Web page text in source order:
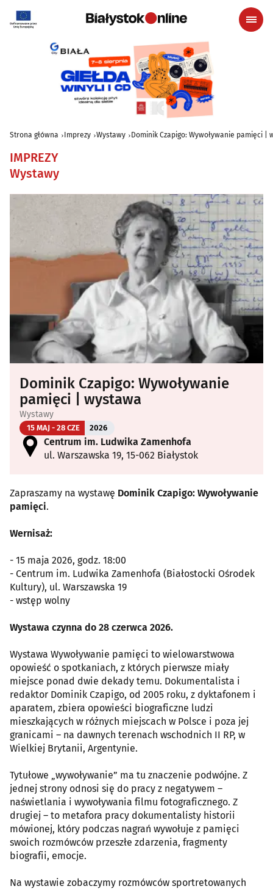
Strona główna Imprezy Wystawy Dominik Czapigo: Wywoływanie pamięci |
IMPREZY
Wystawy
Dominik Czapigo: Wywoływanie
pamięci | wystawa
Wystawy
15 MAJ - 28 CZE 2026
Centrum im. Ludwika Zamenhofa
ul. Warszawska 19, 15-062 Białystok
Zapraszamy na wystawę Dominik Czapigo: Wywoływanie
pamięci.
Wernisaż:
- 15 maja 2026, godz. 18:00
- Centrum im. Ludwika Zamenhofa (Białostocki Ośrodek
Kultury), ul. Warszawska 19
- wstęp wolny
Wystawa czynna do 28 czerwca 2026.
Wystawa Wywoływanie pamięci to wielowarstwowa
opowieść o spotkaniach, z których pierwsze miały
miejsce ponad dwie dekady temu. Dokumentalista i
redaktor Dominik Czapigo, od 2005 roku, z dyktafonem i
aparatem, zbiera opowieści biograficzne ludzi
mieszkających w różnych miejscach w Polsce i poza jej
granicami – na dawnych terenach wschodnich II RP, w
Wielkiej Brytanii, Argentynie.
Tytułowe „wywoływanie” ma tu znaczenie podwójne. Z
jednej strony odnosi się do pracy z negatywem –
naświetlania i wywoływania filmu fotograficznego. Z
drugiej – to metafora pracy dokumentalisty historii
mówionej, który podczas nagrań wywołuje z pamięci
swoich rozmówców przeszłe zdarzenia, fragmenty
biografii, emocje.
Na wystawie zobaczymy rozmówców sportretowanych